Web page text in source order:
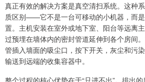
真正有效的解决方案是真空清扫系统。这种
质区别——它不是一台可移动的小机器，而
置。主机安装在室外或地下室、阳台等远离
过预埋在墙体内的密封管道延伸到各个房间
管插入墙面的吸尘口，按下开关，灰尘和污
输送到远端的收集容器中。